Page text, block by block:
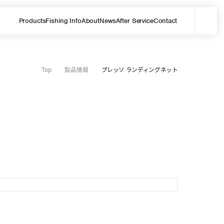
ProductsFishing InfoAboutNewsAfter ServiceContact
サイト内を検索する
Top 製品情報 プレッソ ランディングネット